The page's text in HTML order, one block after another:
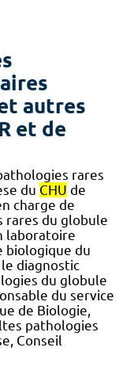
autres
et de
rares
du CHU de
charge de
rares du globule
laboratoire
biologique du
diagnostic
du globule
du service
de Biologie,
pathologies
Conseil